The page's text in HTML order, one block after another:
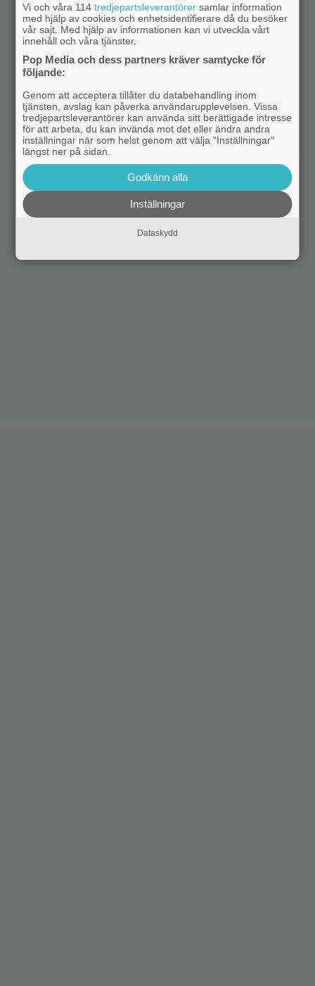
Vi och våra 114tredjepartsleverantörer samlar information
med hjälp av cookies och enhetsidentifierare då du besöker
vår sajt. Med hjälp av informationen kan vi utveckla vårt
innehåll och våra tjänster.
Pop Media och dess partners kräver samtycke för
följande:
Genom att acceptera tillåter du databehandling inom
tjänsten, avslag kan påverka användarupplevelsen. Vissa
tredjepartsleverantörer kan använda sitt berättigade intresse
för att arbeta, du kan invända mot det eller ändra andra
inställningar när som helst genom att välja "Inställningar"
längst ner på sidan.
Godkänn alla
Inställningar
Dataskydd